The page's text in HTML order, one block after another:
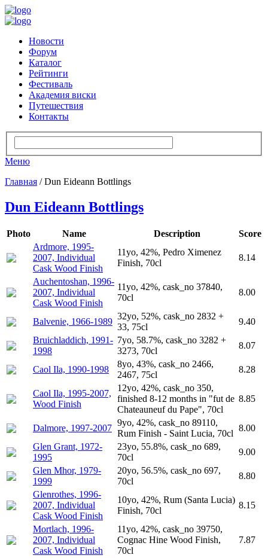
Новости
Форум
Каталог
Рейтинги
Фестиваль
Академия виски
Путешествия
Контакты
Меню
Главная / Dun Eideann Bottlings
Dun Eideann Bottlings
Photo Name Description
Score
Ardmore, 1995-
2007, Individual
Cask Wood Finish
11yo, 42%, Pedro Ximenez
Finish, 70cl
8.14
Auchentoshan, 1996-
2007, Individual
Cask Wood Finish
11yo, 42%, cask_no 37840,
70cl
8.00
Balvenie, 1966-1989
32yo, 52%, cask_no 2832 +
33, 75cl
9.40
Bruichladdich, 1991-
1998
7yo, 58.7%, cask_no 3282 +
3273, 70cl
8.07
Caol Ila, 1990-1998
8yo, 43%, cask_no 2466,
2467, 75cl
8.28
Caol Ila, 1995-2007,
Wood Finish
12yo, 42%, cask_no 350,
finished 8-12 months in "fut de
Chateauneuf du Pape", 70cl
8.85
Dalmore, 1997-2007
9yo, 42%, cask_no 89110,
Rum Finish - Saint Lucia, 70cl
8.00
Glen Grant, 1972-
1995
23yo, 55.8%, cask_no 689,
70cl
9.00
Glen Mhor, 1979-
1999
20yo, 56.5%, cask_no 697,
70cl
8.80
Glenrothes, 1996-
2007, Individual
Cask Wood Finish
10yo, 42%, Rum (Santa Lucia)
Finish, 70cl
8.15
Mortlach, 1996-
2007, Individual
Cask Wood Finish
11yo, 42%, cask_no 39750,
Cognac Hine Wood Finish,
70cl
7.87